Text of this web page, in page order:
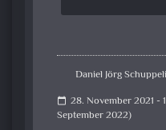
Daniel Jörg
calendar_today 28. November 2021 -
September 2022)